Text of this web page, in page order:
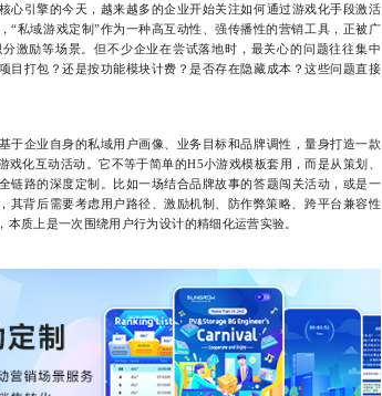
引擎的今天，越来越多的企业开始关注如何通过游戏化手段激活
“私域游戏定制”作为一种高互动性、强传播性的营销工具，正被广
激励等场景。但不少企业在尝试落地时，最关心的问题往往集中
目打包？还是按功能模块计费？是否存在隐藏成本？这些问题直接
企业自身的私域用户画像、业务目标和品牌调性，量身打造一款
戏化互动活动。它不等于简单的H5小游戏模板套用，而是从策划、
链路的深度定制。比如一场结合品牌故事的答题闯关活动，或是一
其背后需要考虑用户路径、激励机制、防作弊策略、跨平台兼容性
质上是一次围绕用户行为设计的精细化运营实验。